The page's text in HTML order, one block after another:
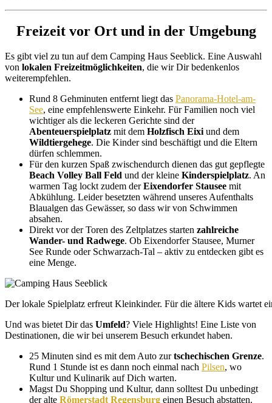
Freizeit vor Ort und in der Umgebung
Es gibt viel zu tun auf dem Camping Haus Seeblick. Eine Auswahl
von lokalen Freizeitmöglichkeiten, die wir Dir bedenkenlos
weiterempfehlen.
Rund 8 Gehminuten entfernt liegt das Panorama-Hotel-am-
See, eine empfehlenswerte Einkehr. Für Familien noch viel
wichtiger als die leckeren Gerichte sind der
Abenteuerspielplatz mit dem Holzfisch Eixiund dem
Wildtiergehege. Die Kinder sind beschäftigt und die Eltern
dürfen schlemmen.
Für den kurzen Spaß zwischendurch dienen das gut gepflegte
Beach Volley Ball Feld und der kleine Kinderspielplatz. An
warmen Tag lockt zudem derEixendorfer Stausee mit
Abkühlung. Leider besetzten während unseres Aufenthalts
Blaualgen das Gewässer, so dass wir von Schwimmen
absahen.
Direkt vor der Toren des Zeltplatzes starten zahlreiche
Wander- und Radwege. Ob Eixendorfer Stausee, Murner
See Runde oder Schwarzach-Tal – aktiv zu entdecken gibt es
eine Menge.
Der lokale Spielplatz erfreut Kleinkinder. Für die ältere Kids wartet
Und was bietet Dir das Umfeld? Viele Highlights! Eine Liste von
Destinationen, die wir bei unserem Besuch erkundet haben.
25 Minuten sind es mit dem Auto zurtschechischen Grenze.
Rund 1 Stunde ist es dann noch einmal nach Pilsen, wo
Kultur und Kulinarik auf Dich warten.
Magst Du Shopping und Kultur, dann solltest Du unbedingt
der alte Römerstadt Regensburg einen Besuch abstatten.